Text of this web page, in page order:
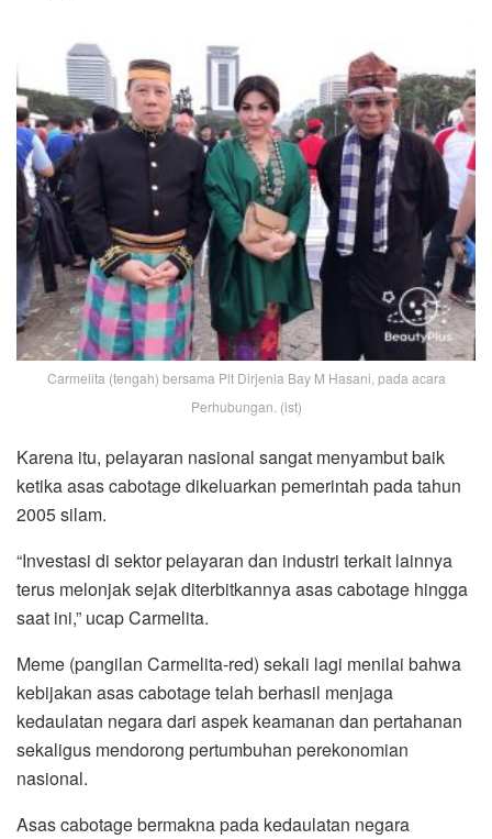
Carmelita (tengah) bersama Plt Dirjenla Bay M Hasani, pada acara
Perhubungan. (ist)
Karena itu, pelayaran nasional sangat menyambut baik
ketika asas cabotage dikeluarkan pemerintah pada tahun
2005 silam.
“Investasi di sektor pelayaran dan industri terkait lainnya
terus melonjak sejak diterbitkannya asas cabotage hingga
saat ini,” ucap Carmelita.
Meme (pangilan Carmelita-red) sekali lagi menilai bahwa
kebijakan asas cabotage telah berhasil menjaga
kedaulatan negara dari aspek keamanan dan pertahanan
sekaligus mendorong pertumbuhan perekonomian
nasional.
Asas cabotage bermakna pada kedaulatan negara